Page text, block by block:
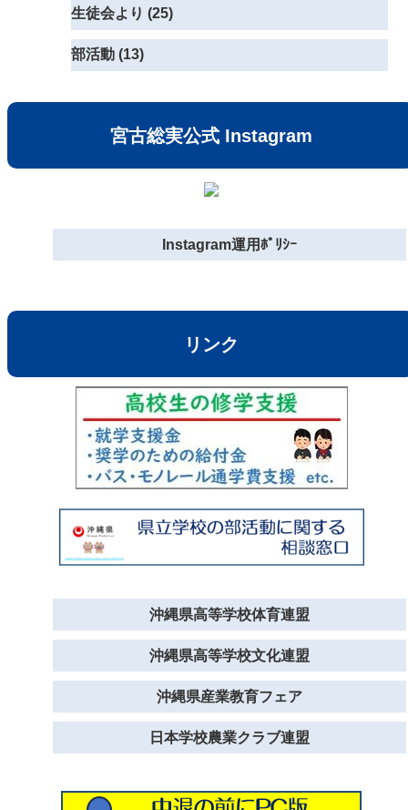
生徒会より (25)
部活動 (13)
宮古総実公式 Instagram
Instagram運用ﾎﾟﾘｼｰ
リンク
沖縄県高等学校体育連盟
沖縄県高等学校文化連盟
沖縄県産業教育フェア
日本学校農業クラブ連盟